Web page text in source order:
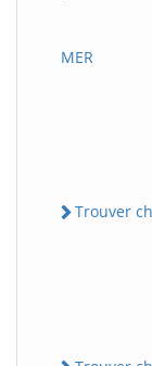
MER
Trouver